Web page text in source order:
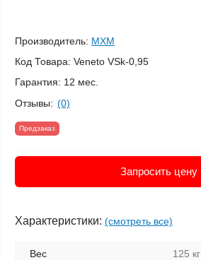
Производитель: МХМ
Код Товара: Veneto VSk-0,95
Гарантия: 12 мес.
Отзывы: (0)
Предзаказ
Запросить цену
Характеристики: (смотреть все)
Вес 125 кг